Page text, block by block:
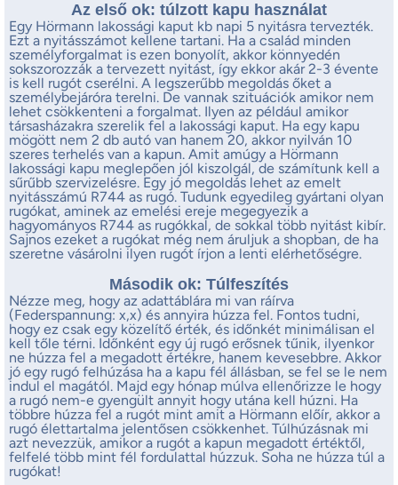
Az első ok: túlzott kapu használat
Egy Hörmann lakossági kaput kb napi 5 nyitásra tervezték.
Ezt a nyitásszámot kellene tartani. Ha a család minden
személyforgalmat is ezen bonyolít, akkor könnyedén
sokszorozzák a tervezett nyitást, így ekkor akár 2-3 évente
is kell rugót cserélni. A legszerűbb megoldás őket a
személybejáróra terelni. De vannak szituációk amikor nem
lehet csökkenteni a forgalmat. Ilyen az például amikor
társasházakra szerelik fel a lakossági kaput. Ha egy kapu
mögött nem 2 db autó van hanem 20, akkor nyilván 10
szeres terhelés van a kapun. Amit amúgy a Hörmann
lakossági kapu meglepően jól kiszolgál, de számítunk kell a
sűrűbb szervizelésre. Egy jó megoldás lehet az emelt
nyitásszámú R744 as rugó. Tudunk egyedileg gyártani olyan
rugókat, aminek az emelési ereje megegyezik a
hagyományos R744 as rugókkal, de sokkal több nyitást kibír.
Sajnos ezeket a rugókat még nem áruljuk a shopban, de ha
szeretne vásárolni ilyen rugót írjon a lenti elérhetőségre.
Második ok: Túlfeszítés
Nézze meg, hogy az adattáblára mi van ráírva
(Federspannung: x,x) és annyira húzza fel. Fontos tudni,
hogy ez csak egy közelítő érték, és időnkét minimálisan el
kell tőle térni. Időnként egy új rugó erősnek tűnik, ilyenkor
ne húzza fel a megadott értékre, hanem kevesebbre. Akkor
jó egy rugó felhúzása ha a kapu fél állásban, se fel se le nem
indul el magától. Majd egy hónap múlva ellenőrizze le hogy
a rugó nem-e gyengült annyit hogy utána kell húzni. Ha
többre húzza fel a rugót mint amit a Hörmann előír, akkor a
rugó élettartalma jelentősen csökkenhet. Túlhúzásnak mi
azt nevezzük, amikor a rugót a kapun megadott értéktől,
felfelé több mint fél fordulattal húzzuk. Soha ne húzza túl a
rugókat!